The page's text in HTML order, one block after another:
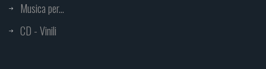
Musica per...
CD - Vinili